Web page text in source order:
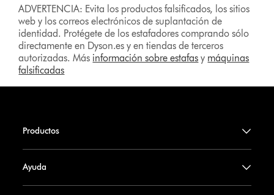
ADVERTENCIA: Evita los productos falsificados, los sitios
web y los correos electrónicos de suplantación de
identidad. Protégete de los estafadores comprando sólo
directamente en Dyson.es y en tiendas de terceros
autorizadas. Más información sobre estafas y máquinas
falsificadas
Productos
Ayuda